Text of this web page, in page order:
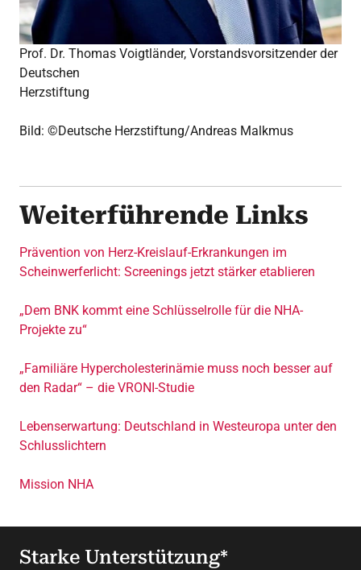
Prof. Dr. Thomas Voigtländer, Vorstandsvorsitzender der
Deutschen
Herzstiftung
Bild: ©Deutsche Herzstiftung/Andreas Malkmus
Weiterführende Links
Prävention von Herz-Kreislauf-Erkrankungen im
Scheinwerferlicht: Screenings jetzt stärker etablieren
„Dem BNK kommt eine Schlüsselrolle für die NHA-
Projekte zu“
„Familiäre Hypercholesterinämie muss noch besser auf
den Radar“ – die VRONI-Studie
Lebenserwartung: Deutschland in Westeuropa unter den
Schlusslichtern
Mission NHA
Starke Unterstützung*